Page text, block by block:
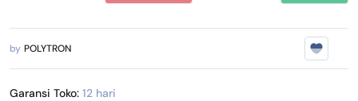
by POLYTRON
Garansi Toko: 12 hari